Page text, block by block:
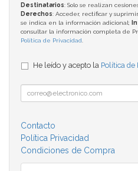
Destinatarios: Solo se realizan
Derechos: Acceder, rectificar y
se indica en la información adicional;
consultar la información completa de
Política de Privacidad
He leído y acepto la Política de
Contacto
Política Privacidad
Condiciones de Compra